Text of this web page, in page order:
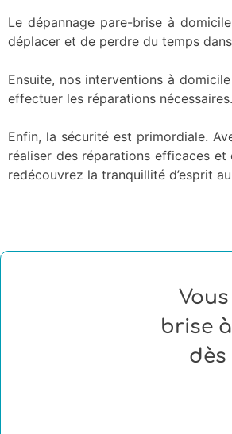
Le dépannage pare-brise à
déplacer et de perdre du temps
Ensuite, nos interventions à
effectuer les réparations
Enfin, la sécurité est primordiale.
réaliser des réparations efficaces
redécouvrez la tranquillité d’esprit
brise